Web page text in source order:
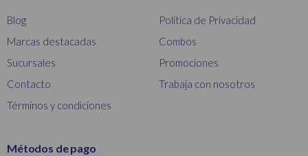
Blog
Marcas destacadas
Sucursales
Contacto
Términos y condiciones
Política de Privacidad
Combos
Promociones
Trabaja con nosotros
Métodos de pago